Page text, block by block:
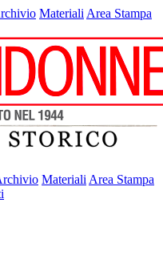
Materiali Area Stampa
Materiali Area Stampa